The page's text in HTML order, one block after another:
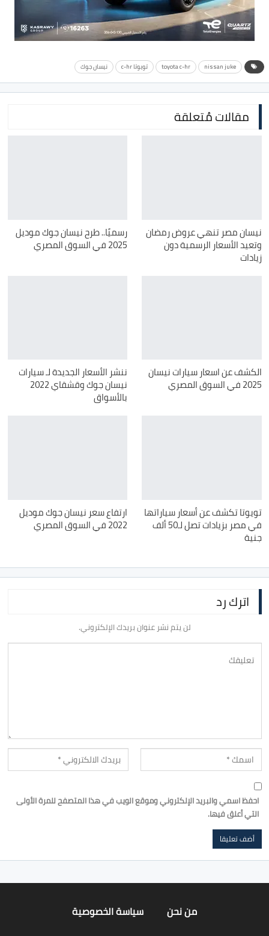
nissan juke
toyota c-hr تويوتا c-hr نيسان جوك
مقالات مُتعلقة
نيسان مصر تنهي عروض رمضان
وتعيد الأسعار الرسمية دون
زيادات
رسميًا.. طرح نيسان جوك موديل
2025 في السوق المصري
الكشف عن اسعار سيارات نيسان
2025 في السوق المصري
ننشر الأسعار الجديدة لـ سيارات
نيسان جوك وقشقاي 2022
بالأسواق
تويوتا تكشف عن أسعار سياراتها
في مصر بزيادات تصل لـ50 ألف
جنية
ارتفاع سعر نيسان جوك موديل
2022 في السوق المصري
اترك رد
لن يتم نشر عنوان بريدك الإلكتروني.
احفظ اسمي والبريد الإلكتروني وموقع الويب في هذا المتصفح للمرة الأولى
التي أعلق فيها.
من نحن سياسة الخصوصية